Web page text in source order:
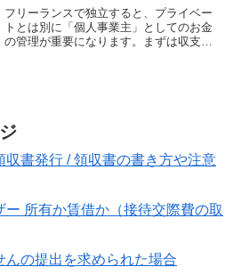
フリーランスで独立すると、プライベー
トとは別に「個人事業主」としてのお金
の管理が重要になります。まずは収支の
収書発行 / 領収書の書き方や注意
ー 所有か賃借か（接待交際費の取
んの提出を求められた場合